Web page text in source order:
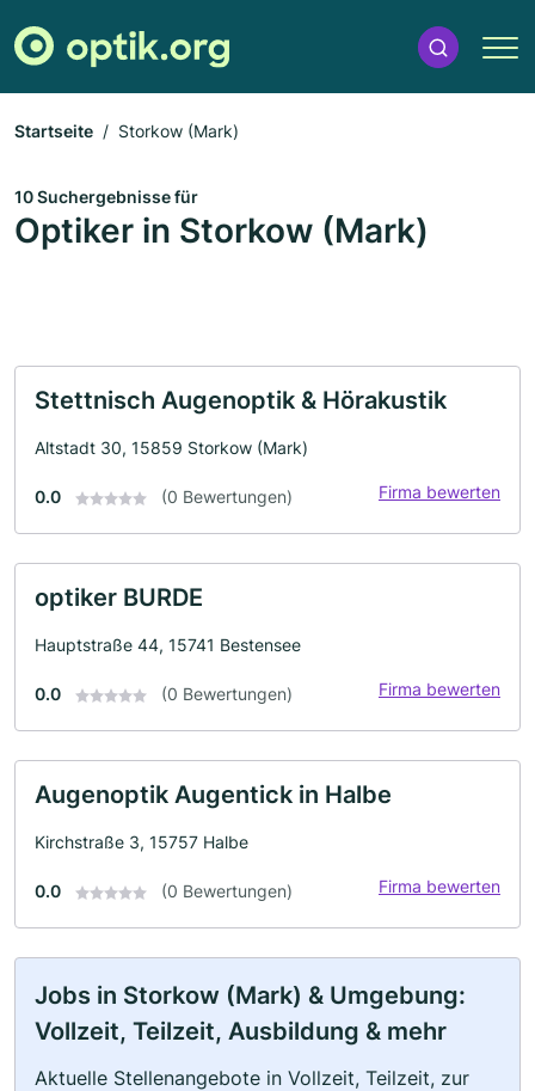
Startseite Storkow (Mark)
10 Suchergebnisse für
Optiker in Storkow (Mark)
Stettnisch Augenoptik & Hörakustik
Altstadt 30, 15859 Storkow (Mark)
0.0 (0 Bewertungen) Firma bewerten
optiker BURDE
Hauptstraße 44, 15741 Bestensee
0.0 (0 Bewertungen) Firma bewerten
Augenoptik Augentick in Halbe
Kirchstraße 3, 15757 Halbe
0.0 (0 Bewertungen) Firma bewerten
Jobs in Storkow (Mark) & Umgebung:
Vollzeit, Teilzeit, Ausbildung & mehr
Aktuelle Stellenangebote in Vollzeit, Teilzeit, zur